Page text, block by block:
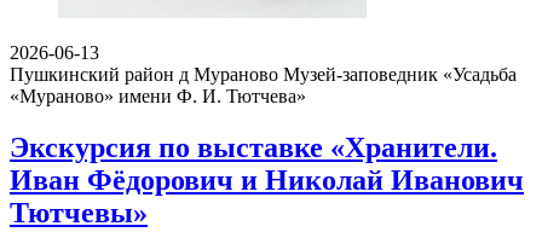
2026-06-13
Пушкинский район д Мураново Музей-заповедник «Усадьба
«Мураново» имени Ф. И. Тютчева»
Экскурсия по выставке «Хранители.
Иван Фёдорович и Николай Иванович
Тютчевы»